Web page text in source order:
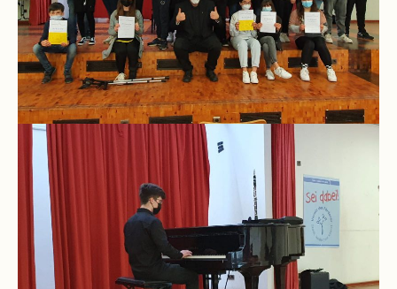
Schulchronik
Konzepte
Lehrer-
Raum-
Prinzip
Berufswahlvorbereitung
Hausaufgabenbetreuung